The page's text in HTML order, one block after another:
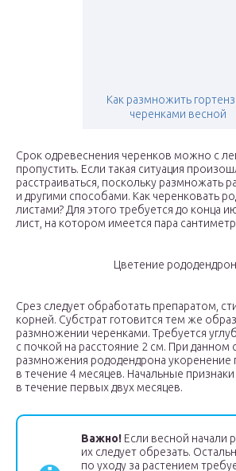
Как размножить
черенками весной
Срок одревеснения черенков можно с
пропустить. Если такая ситуация
расстраиваться, поскольку размножать
и другими способами. Как черенковать
листами? Для этого требуется до конца
лист, на котором имеется пара
Цветение
Срез следует обработать препаратом,
корней. Субстрат готовится тем же
размножении черенками. Требуется
с почкой на расстояние 2 см. При данном
размножения рододендрона укоренение
в течение 4 месяцев. Начальные
в течение первых двух месяцев.
Важно! Если весной начали
их следует обрезать.
по уходу за растением